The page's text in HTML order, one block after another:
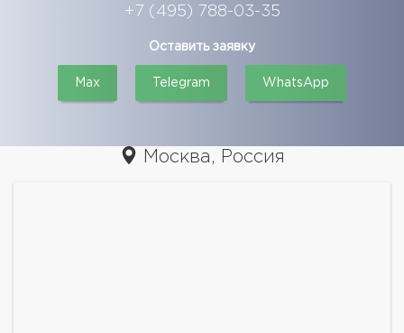
+7 (495) 788-03-35
Оставить заявку
Max Telegram WhatsApp
Москва, Россия